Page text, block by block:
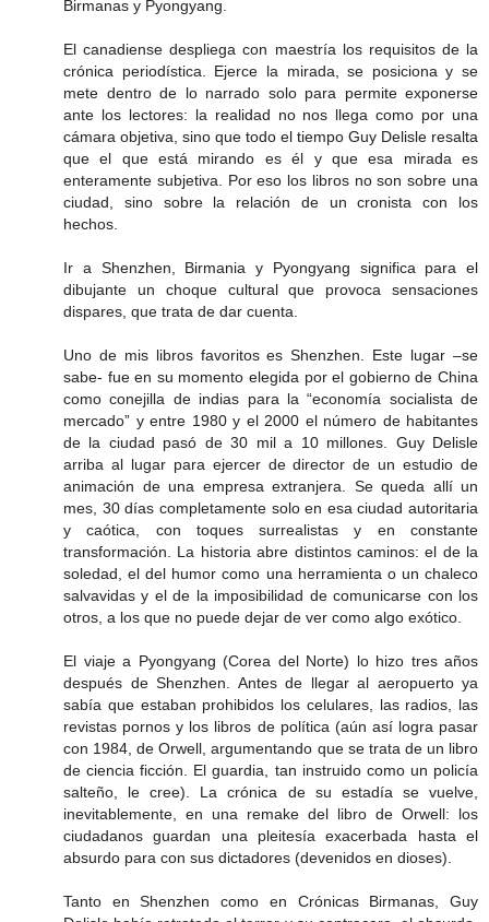
Birmanas y Pyongyang.
El canadiense despliega con maestría los requisitos de la
crónica periodística. Ejerce la mirada, se posiciona y se
mete dentro de lo narrado solo para permite exponerse
ante los lectores: la realidad no nos llega como por una
cámara objetiva, sino que todo el tiempo Guy Delisle resalta
que el que está mirando es él y que esa mirada es
enteramente subjetiva. Por eso los libros no son sobre una
ciudad, sino sobre la relación de un cronista con los
hechos.
Ir a Shenzhen, Birmania y Pyongyang significa para el
dibujante un choque cultural que provoca sensaciones
dispares, que trata de dar cuenta.
Uno de mis libros favoritos es Shenzhen. Este lugar –se
sabe- fue en su momento elegida por el gobierno de China
como conejilla de indias para la “economía socialista de
mercado” y entre 1980 y el 2000 el número de habitantes
de la ciudad pasó de 30 mil a 10 millones. Guy Delisle
arriba al lugar para ejercer de director de un estudio de
animación de una empresa extranjera. Se queda allí un
mes, 30 días completamente solo en esa ciudad autoritaria
y caótica, con toques surrealistas y en constante
transformación. La historia abre distintos caminos: el de la
soledad, el del humor como una herramienta o un chaleco
salvavidas y el de la imposibilidad de comunicarse con los
otros, a los que no puede dejar de ver como algo exótico.
El viaje a Pyongyang (Corea del Norte) lo hizo tres años
después de Shenzhen. Antes de llegar al aeropuerto ya
sabía que estaban prohibidos los celulares, las radios, las
revistas pornos y los libros de política (aún así logra pasar
con 1984, de Orwell, argumentando que se trata de un libro
de ciencia ficción. El guardia, tan instruido como un policía
salteño, le cree). La crónica de su estadía se vuelve,
inevitablemente, en una remake del libro de Orwell: los
ciudadanos guardan una pleitesía exacerbada hasta el
absurdo para con sus dictadores (devenidos en dioses).
Tanto en Shenzhen como en Crónicas Birmanas, Guy